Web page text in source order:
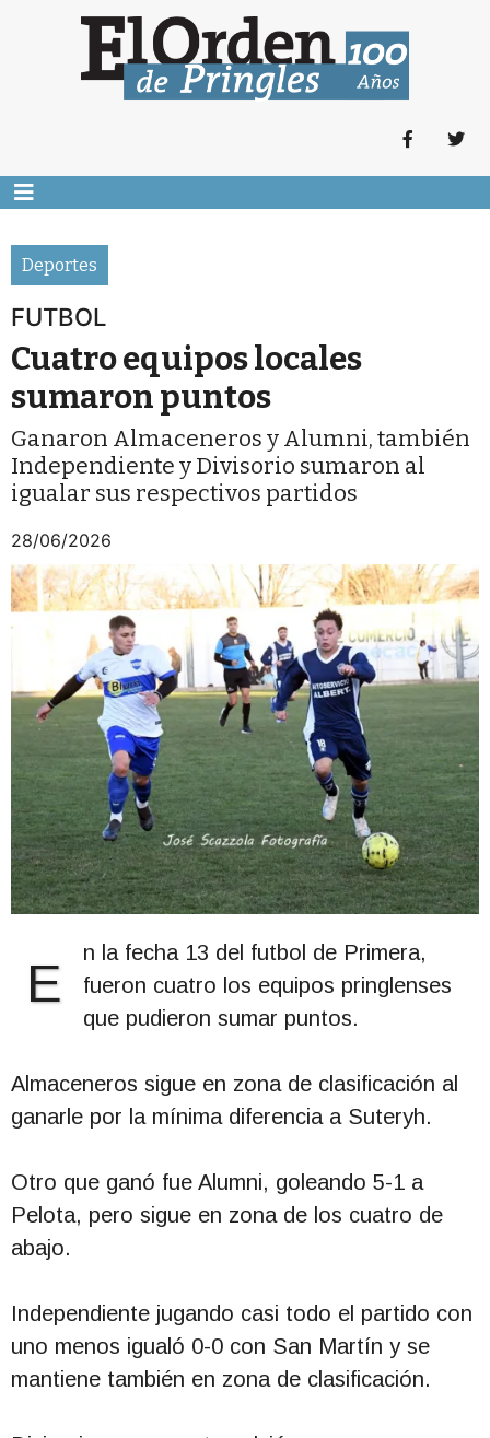
Deportes
FUTBOL
Cuatro equipos locales
sumaron puntos
Ganaron Almaceneros y Alumni, también
Independiente y Divisorio sumaron al
igualar sus respectivos partidos
28/06/2026
E
n la fecha 13 del futbol de Primera,
fueron cuatro los equipos pringlenses
que pudieron sumar puntos.
Almaceneros sigue en zona de clasificación al
ganarle por la mínima diferencia a Suteryh.
Otro que ganó fue Alumni, goleando 5-1 a
Pelota, pero sigue en zona de los cuatro de
abajo.
Independiente jugando casi todo el partido con
uno menos igualó 0-0 con San Martín y se
mantiene también en zona de clasificación.